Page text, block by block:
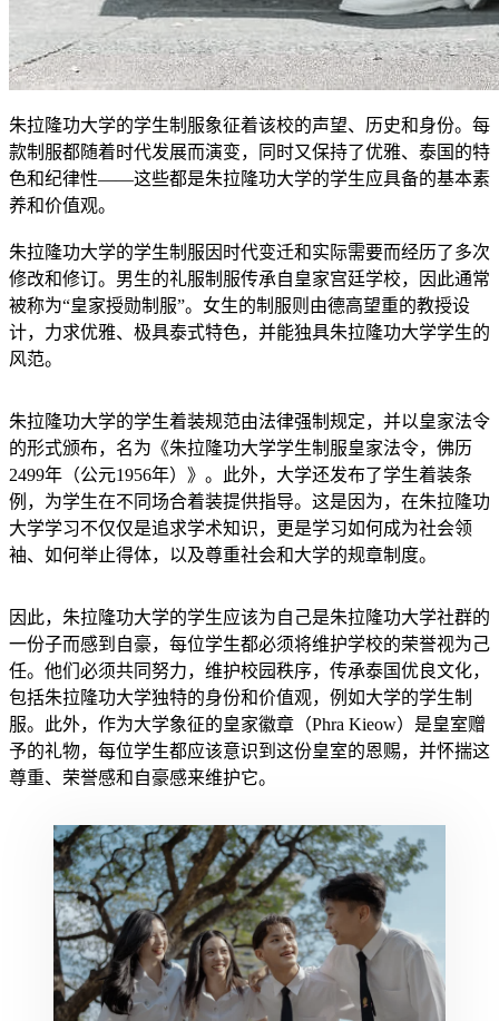
朱拉隆功大学的学生制服象征着该校的声望、历史和身份。每
款制服都随着时代发展而演变，同时又保持了优雅、泰国的特
色和纪律性——这些都是朱拉隆功大学的学生应具备的基本素
养和价值观。
朱拉隆功大学的学生制服因时代变迁和实际需要而经历了多次
修改和修订。男生的礼服制服传承自皇家宫廷学校，因此通常
被称为“皇家授勋制服”。女生的制服则由德高望重的教授设
计，力求优雅、极具泰式特色，并能独具朱拉隆功大学学生的
风范。
朱拉隆功大学的学生着装规范由法律强制规定，并以皇家法令
的形式颁布，名为《朱拉隆功大学学生制服皇家法令，佛历
2499年（公元1956年）》。此外，大学还发布了学生着装条
例，为学生在不同场合着装提供指导。这是因为，在朱拉隆功
大学学习不仅仅是追求学术知识，更是学习如何成为社会领
袖、如何举止得体，以及尊重社会和大学的规章制度。
因此，朱拉隆功大学的学生应该为自己是朱拉隆功大学社群的
一份子而感到自豪，每位学生都必须将维护学校的荣誉视为己
任。他们必须共同努力，维护校园秩序，传承泰国优良文化，
包括朱拉隆功大学独特的身份和价值观，例如大学的学生制
服。此外，作为大学象征的皇家徽章（Phra Kieow）是皇室赠
予的礼物，每位学生都应该意识到这份皇室的恩赐，并怀揣这
尊重、荣誉感和自豪感来维护它。